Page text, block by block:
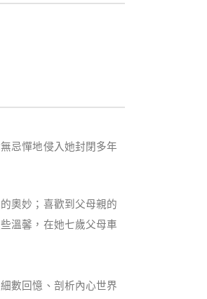
忌憚地侵入她封閉多年
奧妙；喜歡到父母親的
溫馨，在她七歲父母車
數回憶、剖析內心世界